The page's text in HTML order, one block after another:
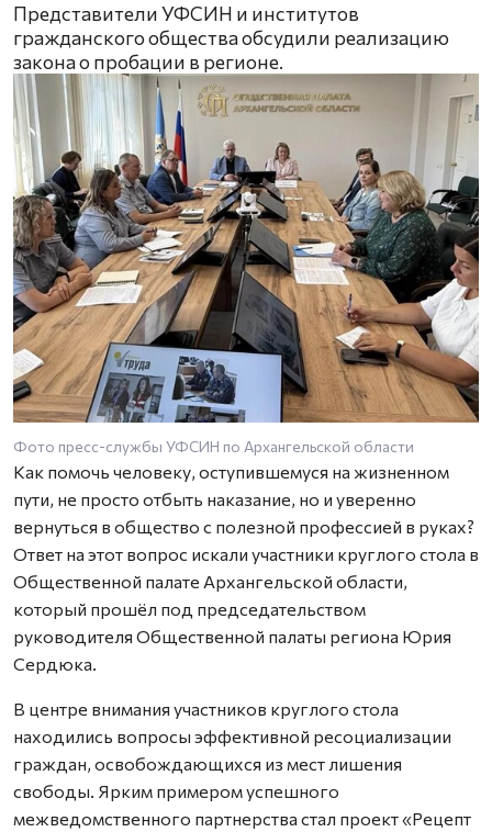
Представители УФСИН и институтов
гражданского общества обсудили реализацию
закона о пробации в регионе.
Фото пресс-службы УФСИН по Архангельской области
Как помочь человеку, оступившемуся на жизненном
пути, не просто отбыть наказание, но и уверенно
вернуться в общество с полезной профессией в руках?
Ответ на этот вопрос искали участники круглого стола в
Общественной палате Архангельской области,
который прошёл под председательством
руководителя Общественной палаты региона Юрия
Сердюка.
В центре внимания участников круглого стола
находились вопросы эффективной ресоциализации
граждан, освобождающихся из мест лишения
свободы. Ярким примером успешного
межведомственного партнерства стал проект «Рецепт